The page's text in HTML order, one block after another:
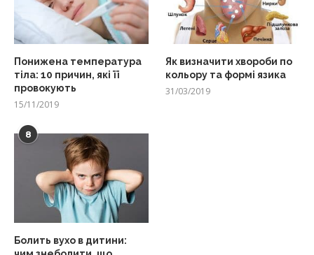
Понижена температура
тіла: 10 причин, які її
провокують
15/11/2019
Як визначити хвороби по
кольору та формі язика
31/03/2019
8
Болить вухо в дитини: